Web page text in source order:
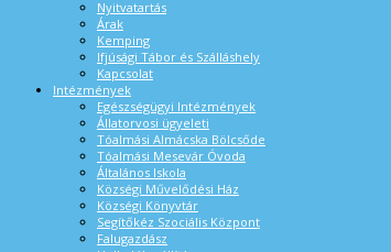
Nyitvatartás
Árak
Kemping
Ifjúsági Tábor és Szálláshely
Kapcsolat
Intézmények
Egészségügyi Intézmények
Állatorvosi ügyeleti
Tóalmási Almácska Bölcsőde
Tóalmási Mesevár Óvoda
Általános Iskola
Községi Művelődési Ház
Községi Könyvtár
Segítőkéz Szociális Központ
Falugazdász